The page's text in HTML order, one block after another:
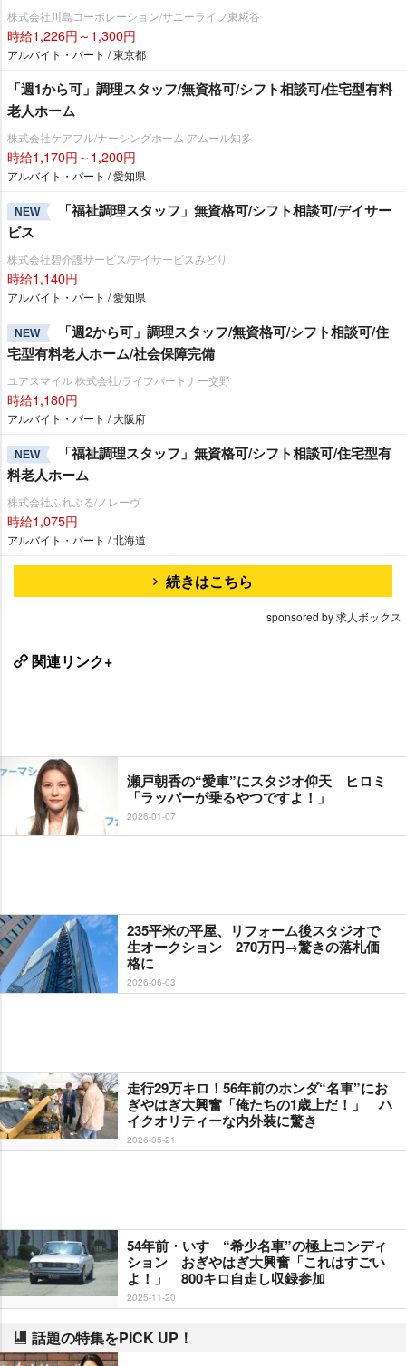
株式会社川島コーポレーション/サニーライフ東糀谷
時給1,226円～1,300円
アルバイト・パート / 東京都
「週1から可」調理スタッフ/無資格可/シフト相談可/住宅型有料
老人ホーム
株式会社ケアフル/ナーシングホーム アムール知多
時給1,170円～1,200円
アルバイト・パート / 愛知県
NEW
「福祉調理スタッフ」無資格可/シフト相談可/デイサー
ビス
株式会社碧介護サービス/デイサービスみどり
時給1,140円
アルバイト・パート / 愛知県
NEW
「週2から可」調理スタッフ/無資格可/シフト相談可/住
宅型有料老人ホーム/社会保障完備
ユアスマイル 株式会社/ライフパートナー交野
時給1,180円
アルバイト・パート / 大阪府
NEW
「福祉調理スタッフ」無資格可/シフト相談可/住宅型有
料老人ホーム
株式会社ふれぶる/ノレーヴ
時給1,075円
アルバイト・パート / 北海道
続きはこちら
sponsored by 求人ボックス
関連リンク+
瀬戸朝香の“愛車”にスタジオ仰天 ヒロミ
「ラッパーが乗るやつですよ！」
2026-01-07
235平米の平屋、リフォーム後スタジオで
生オークション 270万円→驚きの落札価
格に
2026-06-03
走行29万キロ！56年前のホンダ“名車”にお
ぎやはぎ大興奮「俺たちの1歳上だ！」 ハ
イクオリティーな内外装に驚き
2026-05-21
54年前・いすゞ“希少名車”の極上コンディ
ション おぎやはぎ大興奮「これはすごい
よ！」 800キロ自走し収録参加
2025-11-20
話題の特集をPICK UP！